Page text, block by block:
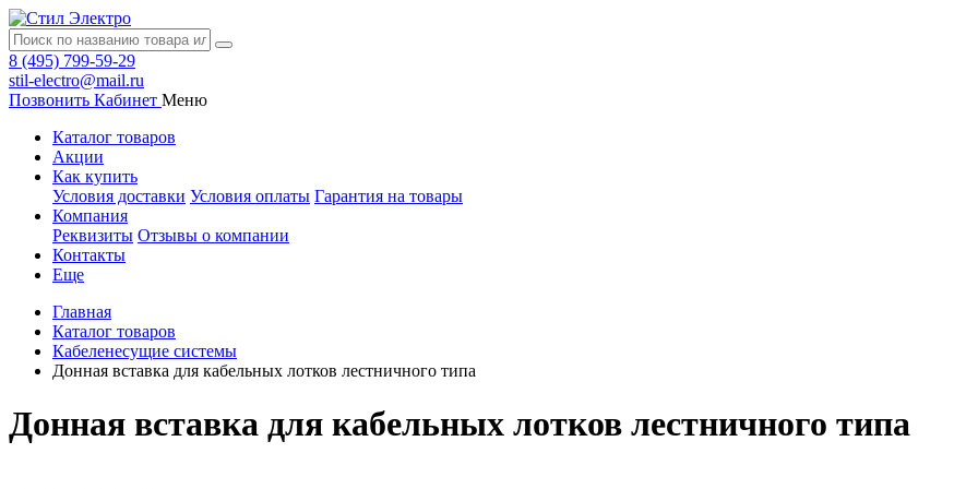
8 (495) 799-59-29
stil-electro@mail.ru
Позвонить Кабинет Меню
Каталог товаров
Акции
Как купить
Условия доставки Условия оплаты Гарантия на товары
Компания
Реквизиты Отзывы о компании
Контакты
Еще
Главная
Каталог товаров
Кабеленесущие системы
Донная вставка для кабельных лотков лестничного типа
Донная вставка для кабельных лотков лестничного типа